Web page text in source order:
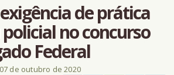
de prática
no concurso
Federal
07 de outubro de 2020